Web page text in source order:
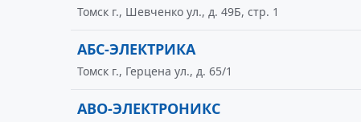
Томск г., Шевченко ул., д. 49Б, стр. 1
АБС-ЭЛЕКТРИКА
Томск г., Герцена ул., д. 65/1
АВО-ЭЛЕКТРОНИКС